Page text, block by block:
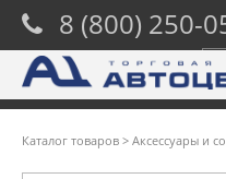
8 (800) 250-
Каталог товаров > Аксессуары и